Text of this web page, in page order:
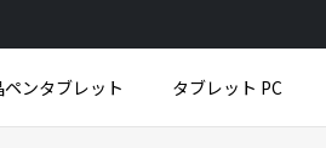
ンタブレット タブレット PC